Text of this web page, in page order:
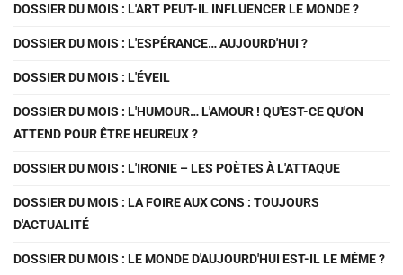
DOSSIER DU MOIS : L'ART PEUT-IL INFLUENCER LE MONDE ?
DOSSIER DU MOIS : L'ESPÉRANCE… AUJOURD'HUI ?
DOSSIER DU MOIS : L'ÉVEIL
DOSSIER DU MOIS : L'HUMOUR… L'AMOUR ! QU'EST-CE QU'ON
ATTEND POUR ÊTRE HEUREUX ?
DOSSIER DU MOIS : L'IRONIE – LES POÈTES À L'ATTAQUE
DOSSIER DU MOIS : LA FOIRE AUX CONS : TOUJOURS
D'ACTUALITÉ
DOSSIER DU MOIS : LE MONDE D'AUJOURD'HUI EST-IL LE MÊME ?